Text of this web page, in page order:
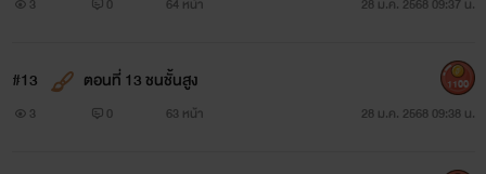
#13 ตอนที่ 13 ชนชั้นสูง
3 0 63 หน้า 28 ม.ค. 2568 09:38 น.
1100